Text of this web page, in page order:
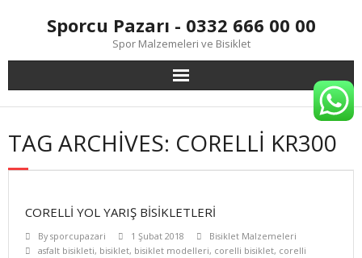
Sporcu Pazarı - 0332 666 00 00
Spor Malzemeleri ve Bisiklet
TAG ARCHIVES: CORELLI KR300
CORELLI YOL YARIŞ BISIKLETLERI
Bysporcupazari 1 Şubat 2018
Bisiklet Malzemeleri
asfalt bisikleti, bisiklet, bisiklet modelleri, corelli bisiklet, corelli